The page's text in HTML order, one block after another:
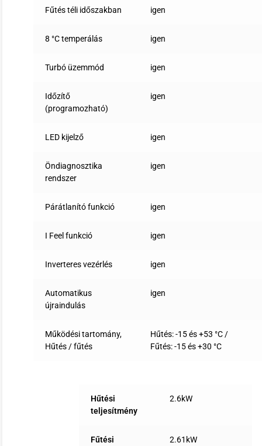
Fűtés téli időszakban igen
8 °C temperálás igen
Turbó üzemmód igen
Időzítő
(programozható)
igen
LED kijelző igen
Öndiagnosztika
rendszer
igen
Párátlanító funkció igen
I Feel funkció igen
Inverteres vezérlés igen
Automatikus
újraindulás
igen
Működési tartomány,
Hűtés / fűtés
Hűtés: -15 és +53 °C /
Fűtés: -15 és +30 °C
Hűtési
teljesítmény
2.6kW
Fűtési
2.61kW